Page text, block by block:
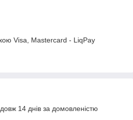
Visa, Mastercard - LiqPay
14 днів за домовленістю